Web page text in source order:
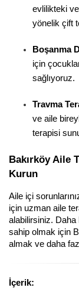
evlilikteki
yönelik çift
Boşanma
için
sağlıyoruz.
Travma
ve aile
terapisi
Bakırköy Aile
Kurun
Aile içi
için uzman aile
alabilirsiniz. Daha
sahip olmak için
almak ve daha
İçerik: